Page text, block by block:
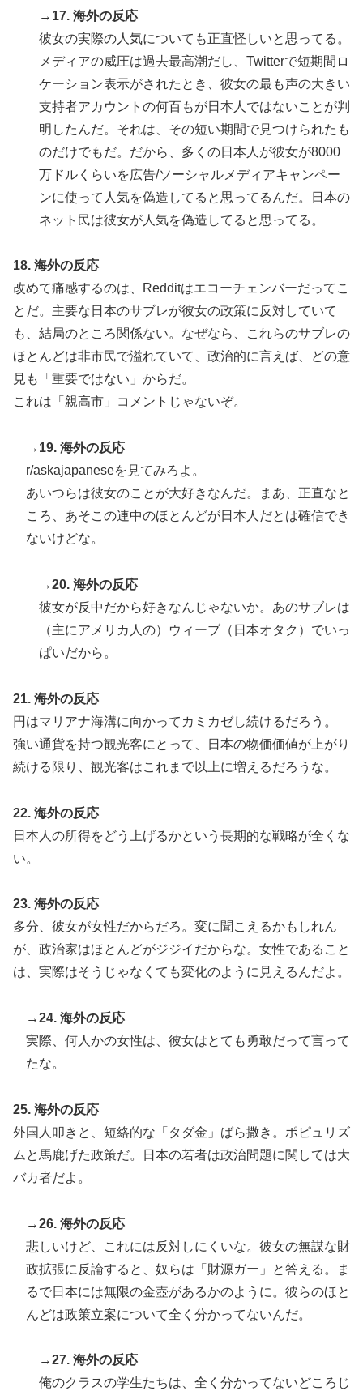
→17. 海外の反応
彼女の実際の人気についても正直怪しいと思ってる。
メディアの威圧は過去最高潮だし、Twitterで短期間ロ
ケーション表示がされたとき、彼女の最も声の大きい
支持者アカウントの何百もが日本人ではないことが判
明したんだ。それは、その短い期間で見つけられたも
のだけでもだ。だから、多くの日本人が彼女が8000
万ドルくらいを広告/ソーシャルメディアキャンペー
ンに使って人気を偽造してると思ってるんだ。日本の
ネット民は彼女が人気を偽造してると思ってる。
18. 海外の反応
改めて痛感するのは、Redditはエコーチェンバーだってこ
とだ。主要な日本のサブレが彼女の政策に反対していて
も、結局のところ関係ない。なぜなら、これらのサブレの
ほとんどは非市民で溢れていて、政治的に言えば、どの意
見も「重要ではない」からだ。
これは「親高市」コメントじゃないぞ。
→19. 海外の反応
r/askajapaneseを見てみろよ。
あいつらは彼女のことが大好きなんだ。まあ、正直なと
ころ、あそこの連中のほとんどが日本人だとは確信でき
ないけどな。
→20. 海外の反応
彼女が反中だから好きなんじゃないか。あのサブレは
（主にアメリカ人の）ウィーブ（日本オタク）でいっ
ぱいだから。
21. 海外の反応
円はマリアナ海溝に向かってカミカゼし続けるだろう。
強い通貨を持つ観光客にとって、日本の物価価値が上がり
続ける限り、観光客はこれまで以上に増えるだろうな。
22. 海外の反応
日本人の所得をどう上げるかという長期的な戦略が全くな
い。
23. 海外の反応
多分、彼女が女性だからだろ。変に聞こえるかもしれん
が、政治家はほとんどがジジイだからな。女性であること
は、実際はそうじゃなくても変化のように見えるんだよ。
→24. 海外の反応
実際、何人かの女性は、彼女はとても勇敢だって言って
たな。
25. 海外の反応
外国人叩きと、短絡的な「タダ金」ばら撒き。ポピュリズ
ムと馬鹿げた政策だ。日本の若者は政治問題に関しては大
バカ者だよ。
→26. 海外の反応
悲しいけど、これには反対しにくいな。彼女の無謀な財
政拡張に反論すると、奴らは「財源ガー」と答える。ま
るで日本には無限の金壺があるかのように。彼らのほと
んどは政策立案について全く分かってないんだ。
→27. 海外の反応
俺のクラスの学生たちは、全く分かってないどころじ